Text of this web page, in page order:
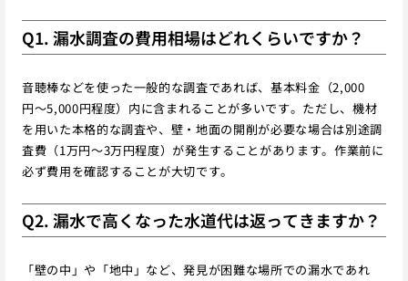
Q1. 漏水調査の費用相場はどれくらいですか？
音聴棒などを使った一般的な調査であれば、基本料金（2,000
円〜5,000円程度）内に含まれることが多いです。ただし、機材
を用いた本格的な調査や、壁・地面の開削が必要な場合は別途調
査費（1万円〜3万円程度）が発生することがあります。作業前に
必ず費用を確認することが大切です。
Q2. 漏水で高くなった水道代は返ってきますか？
「壁の中」や「地中」など、発見が困難な場所での漏水であれ